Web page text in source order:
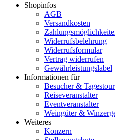
Shopinfos
AGB
Versandkosten
Widerrufsbelehrung
Widerrufsformular
Vertrag widerrufen
Gewährleistungslabel
Informationen für
Besucher &
Reiseveranstalter
Eventveranstalter
Weingüter &
Weiteres
Konzern